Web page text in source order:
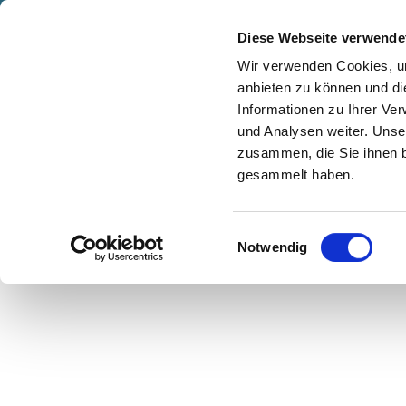
Diese Webseite
Wir verwenden Cookies,
anbieten zu können und
Informationen zu Ihrer
und Analysen weiter.
zusammen, die Sie ihnen
gesammelt haben.
i
Notwendig
Z
Menü Buchen